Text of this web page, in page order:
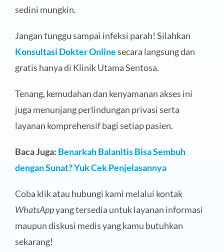
sedini mungkin.
Jangan tunggu sampai infeksi parah! Silahkan
Konsultasi Dokter Onlinesecara langsung dan
gratis hanya di Klinik Utama Sentosa.
Tenang, kemudahan dan kenyamanan akses ini
juga menunjang perlindungan privasi serta
layanan komprehensif bagi setiap pasien.
Baca Juga: Benarkah Balanitis Bisa Sembuh
dengan Sunat? Yuk Cek Penjelasannya
Coba klik atau hubungi kami melalui kontak
WhatsAppyang tersedia untuk layanan informasi
maupun diskusi medis yang kamu butuhkan
sekarang!